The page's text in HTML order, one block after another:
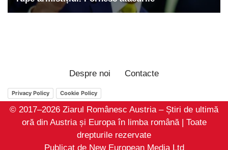
Despre noi Contacte
Privacy Policy Cookie Policy
© 2017–2026 Ziarul Românesc Austria – Știri de ultimă
oră din Austria și Europa în limba română | Toate
drepturile rezervate
Publicat de New European Media Ltd